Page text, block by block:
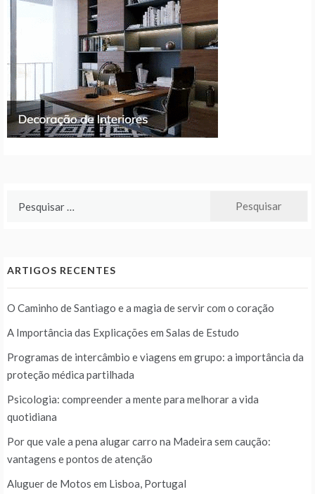
ARTIGOS RECENTES
O Caminho de Santiago e a magia de servir com o coração
A Importância das Explicações em Salas de Estudo
Programas de intercâmbio e viagens em grupo: a importância da
proteção médica partilhada
Psicologia: compreender a mente para melhorar a vida
quotidiana
Por que vale a pena alugar carro na Madeira sem caução:
vantagens e pontos de atenção
Aluguer de Motos em Lisboa, Portugal